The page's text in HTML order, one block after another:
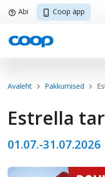
edasi
juurde
Abi Coop äpp
Sisene
Coop
Breadcrumb
Avaleht Pakkumised
Estrella
01.07.-31.07.2026